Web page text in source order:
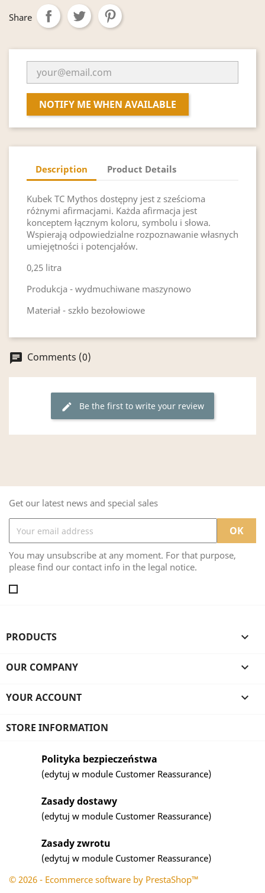
Share
NOTIFY ME WHEN AVAILABLE
Description Product Details
Kubek TC Mythos dostępny jest z sześcioma
różnymi afirmacjami. Każda afirmacja jest
konceptem łącznym koloru, symbolu i słowa.
Wspierają odpowiedzialne rozpoznawanie własnych
umiejętności i potencjałów.
0,25 litra
Produkcja - wydmuchiwane maszynowo
Materiał - szkło bezołowiowe
chat Comments (0)
edit Be the first to write your review
Get our latest news and special sales
You may unsubscribe at any moment. For that purpose,
please find our contact info in the legal notice.
PRODUCTS 
OUR COMPANY 
YOUR ACCOUNT 
STORE INFORMATION
Polityka bezpieczeństwa
(edytuj w module Customer Reassurance)
Zasady dostawy
(edytuj w module Customer Reassurance)
Zasady zwrotu
(edytuj w module Customer Reassurance)
© 2026 - Ecommerce software by PrestaShop™